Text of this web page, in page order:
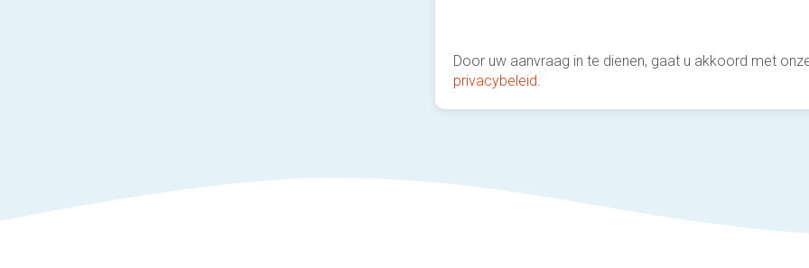
Door uw aanvraag in te dienen, gaat u akkoord met
privacybeleid.